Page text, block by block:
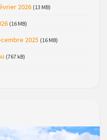
conseil municipal à
agricoles le 22 avril
2026 (13 MB)
(16 MB)
2025 (16 MB)
(767 kB)